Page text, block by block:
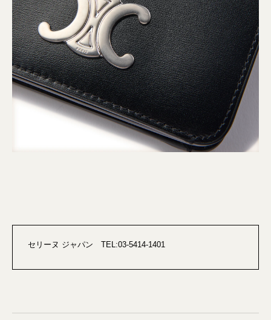
セリーヌ ジャパン TEL:03-5414-1401